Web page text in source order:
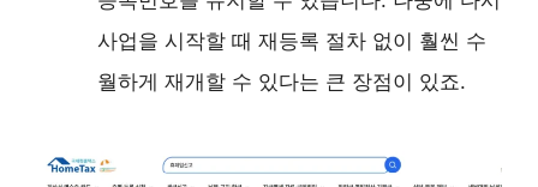
사업을 시작할 때 재등록 절차 없이 훨씬 수
월하게 재개할 수 있다는 큰 장점이 있죠.